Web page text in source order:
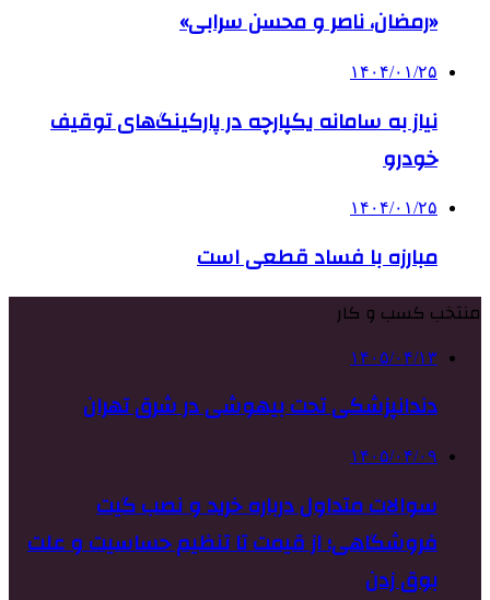
«رمضان، ناصر و محسن سرابی»
۱۴۰۴/۰۱/۲۵
نیاز به سامانه یکپارچه در پارکینگ‌های توقیف
خودرو
۱۴۰۴/۰۱/۲۵
مبارزه با فساد قطعی است
منتخب کسب و کار
۱۴۰۵/۰۴/۱۳
دندانپزشکی تحت بیهوشی در شرق تهران
۱۴۰۵/۰۴/۰۹
سوالات متداول درباره خرید و نصب گیت
فروشگاهی؛ از قیمت تا تنظیم حساسیت و علت
بوق زدن